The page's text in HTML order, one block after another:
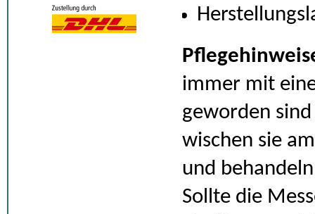
immer mit
geworden
wischen sie
und
Sollte die